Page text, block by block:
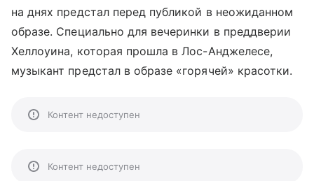
на днях предстал перед публикой в неожиданном
образе. Специально для вечеринки в преддверии
Хеллоуина, которая прошла в Лос-Анджелесе,
музыкант предстал в образе «горячей» красотки.
Контент недоступен
Контент недоступен